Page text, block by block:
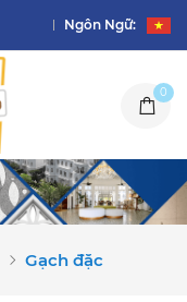
Ngôn Ngữ:
0
Gạch đặc